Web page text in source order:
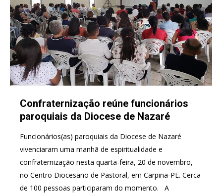
Confraternização reúne funcionários
paroquiais da Diocese de Nazaré
Funcionários(as) paroquiais da Diocese de Nazaré
vivenciaram uma manhã de espiritualidade e
confraternização nesta quarta-feira, 20 de novembro,
no Centro Diocesano de Pastoral, em Carpina-PE. Cerca
de 100 pessoas participaram do momento. A